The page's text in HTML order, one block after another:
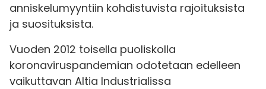
anniskelumyyntiin kohdistuvista rajoituksista
ja suosituksista.
Vuoden 2012 toisella puoliskolla
koronaviruspandemian odotetaan edelleen
vaikuttavan Altia Industrialissa